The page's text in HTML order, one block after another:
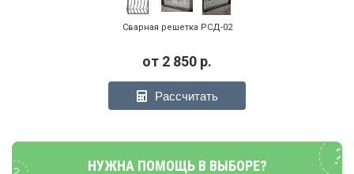
Сварная решетка РСД-02
от 2 850 р.
Рассчитать
НУЖНА ПОМОЩЬ В ВЫБОРЕ?